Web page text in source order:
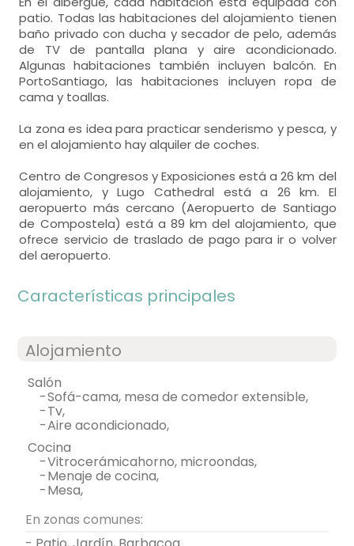
patio. Todas las habitaciones del alojamiento tienen
baño privado con ducha y secador de pelo, además
de TV de pantalla plana y aire acondicionado.
Algunas habitaciones también incluyen balcón. En
PortoSantiago, las habitaciones incluyen ropa de
cama y toallas.
La zona es idea para practicar senderismo y pesca, y
en el alojamiento hay alquiler de coches.
Centro de Congresos y Exposiciones está a 26 km del
alojamiento, y Lugo Cathedral está a 26 km. El
aeropuerto más cercano (Aeropuerto de Santiago
de Compostela) está a 89 km del alojamiento, que
ofrece servicio de traslado de pago para ir o volver
del aeropuerto.
Características principales
Alojamiento
salón
- sofá-cama, mesa de comedor extensible,
- tv,
-
aire acondicionado,
cocina
- vitrocerámicahorno, microondas,
- menaje de cocina,
-
mesa,
En zonas comunes: